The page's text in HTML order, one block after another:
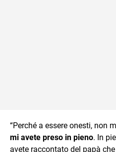
“Perché a essere onesti, non
mi avete preso in pieno. In
avete raccontato del papà